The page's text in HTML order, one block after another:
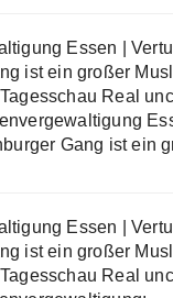
Essen |
ist ein großer
Real
Gang ist ein
Essen |
ist ein großer
Real